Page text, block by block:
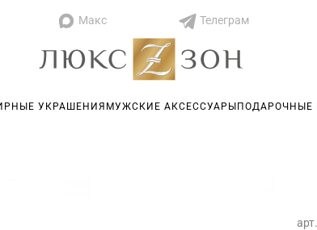
Макс Телеграм
УКРАШЕНИЯ МУЖСКИЕ АКСЕССУАРЫ ПОДАРОЧНЫЕ
арт.